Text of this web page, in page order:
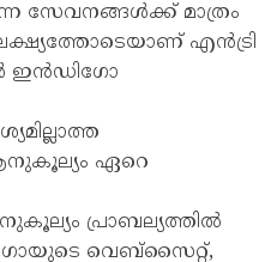
സേവനങ്ങള്‍ക്ക് മാത്രം
എന്‍ട്രി
ഇന്‍ഡിഗോ
ഏറെ
പ്രാബല്യത്തില്‍
വെബ്സൈറ്റ്,